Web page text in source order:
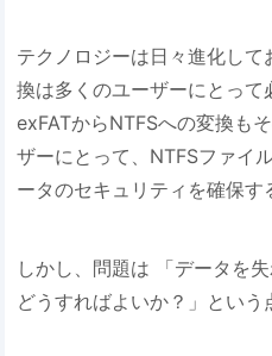
テクノロジーは日々進化し
換は多くのユーザーにとって
exFATからNTFSへの変換も
ザーにとって、NTFSファイ
ータのセキュリティを確保す
しかし、問題は 「データを
どうすればよいか？」という